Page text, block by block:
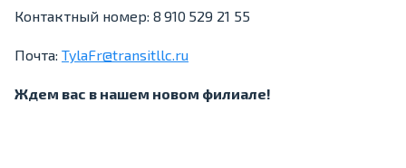
Контактный номер: 8 910 529 21 55
Почта: TylaFr@transitllc.ru
Ждем вас в нашем новом филиале!